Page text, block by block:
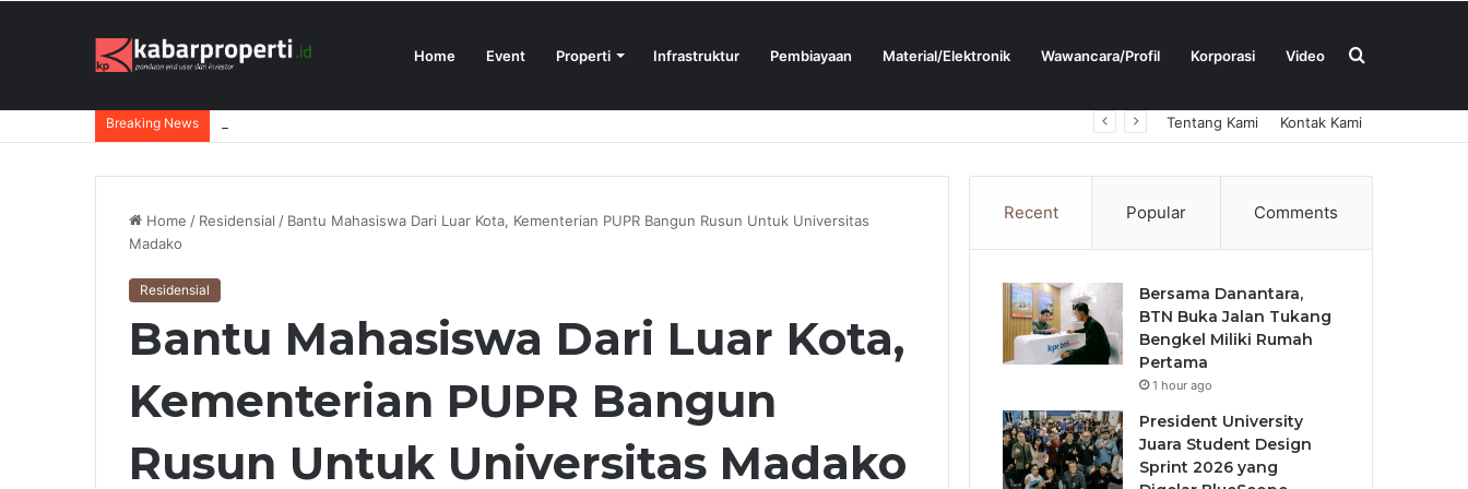
Home Event Properti Infrastruktur Pembiayaan Material/Elektronik Wawancara/Profil Korporasi Video Search
Breaking News Tentang Kami Kontak Kami
Home / Residensial / Bantu Mahasiswa Dari Luar Kota, Kementerian PUPR Bangun Rusun Untuk Universitas
Madako
Residensial
Bantu Mahasiswa Dari Luar Kota,
Kementerian PUPR Bangun
Rusun Untuk Universitas Madako
Recent Popular Comments
Bersama Danantara,
BTN Buka Jalan Tukang
Bengkel Miliki Rumah
Pertama
1 hour ago
President University
Juara Student Design
Sprint 2026 yang